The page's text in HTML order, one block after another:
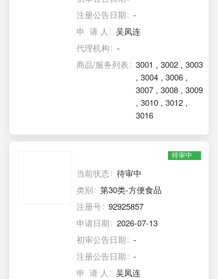
注册公告日期
-
申 请 人
吴凤连
代理机构
-
商品/服务列表
3001 ,3002 ,3003
,3004 ,3006 ,
3007 ,3008 ,3009
,3010 ,3012 ,
3016
待审中
当前状态
待审中
类别
第30类-方便食品
注册号
92925857
申请日期
2026-07-13
初审公告日期
-
注册公告日期
-
申 请 人
吴凤连